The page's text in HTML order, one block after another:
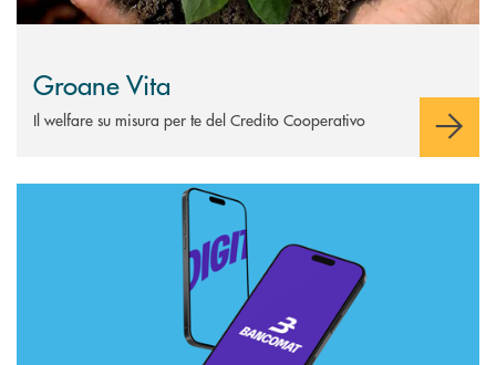
Groane Vita
Il welfare su misura per te del Credito Cooperativo
Scopri di più APP Bancomat®